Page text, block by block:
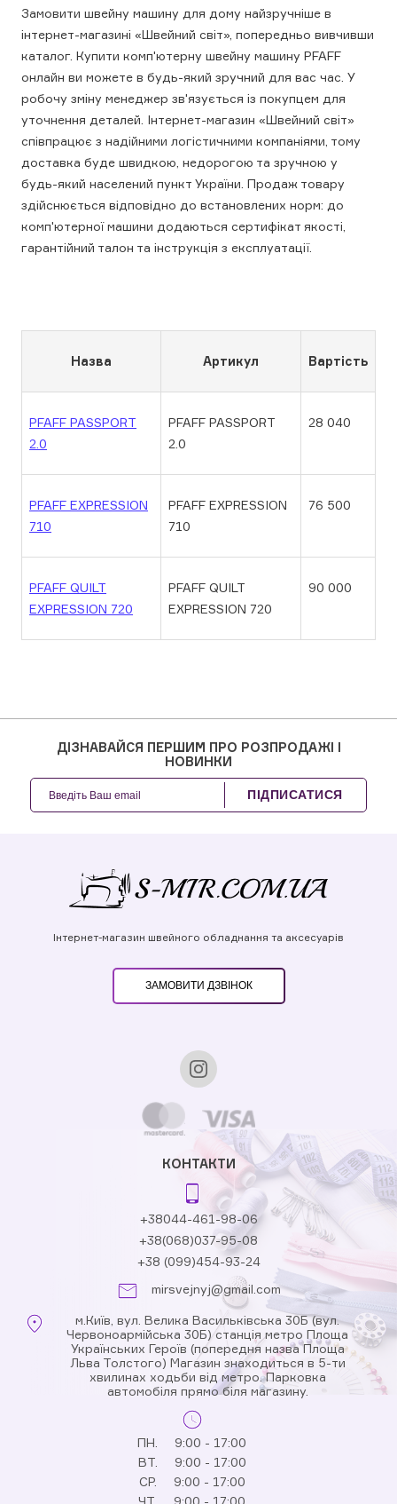
Замовити швейну машину для дому найзручніше в
інтернет-магазині «Швейний світ», попередньо вивчивши
каталог. Купити комп'ютерну швейну машину PFAFF
онлайн ви можете в будь-який зручний для вас час. У
робочу зміну менеджер зв'язується із покупцем для
уточнення деталей. Інтернет-магазин «Швейний світ»
співпрацює з надійними логістичними компаніями, тому
доставка буде швидкою, недорогою та зручною у
будь-який населений пункт України. Продаж товару
здійснюється відповідно до встановлених норм: до
комп'ютерної машини додаються сертифікат якості,
гарантійний талон та інструкція з експлуатації.
Назва Артикул Вартість
PFAFF PASSPORT
2.0
PFAFF PASSPORT
2.0
28 040
PFAFF EXPRESSION
710
PFAFF EXPRESSION
710
76 500
PFAFF QUILT
EXPRESSION 720
PFAFF QUILT
EXPRESSION 720
90 000
ДІЗНАВАЙСЯ ПЕРШИМ ПРО РОЗПРОДАЖІ І
НОВИНКИ
ПІДПИСАТИСЯ
Інтернет-магазин швейного обладнання та аксесуарів
ЗАМОВИТИ ДЗВІНОК
КОНТАКТИ
+38044-461-98-06
+38(068)037-95-08
+38 (099)454-93-24
mirsvejnyj@gmail.com
м.Київ, вул. Велика Васильківська 30Б (вул.
Червоноармійська 30Б) станція метро Площа
Українських Героїв (попередня назва Площа
Льва Толстого) Магазин знаходиться в 5-ти
хвилинах ходьби від метро. Парковка
автомобіля прямо біля магазину.
ПН.
9:00 - 17:00
ВТ.
9:00 - 17:00
СР.
9:00 - 17:00
ЧТ.
9:00 - 17:00